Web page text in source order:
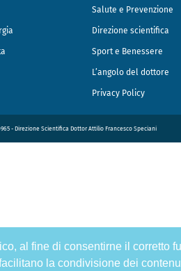
al fine di consentirne il
la condivisione dei
Salute e Prevenzione
Direzione scientifica
Sport e Benessere
L’angolo del dottore
Privacy Policy
- Direzione Scientifica Dottor Attilio Francesco Speciani